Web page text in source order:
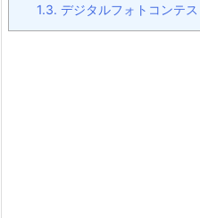
1.3. デジタルフォトコンテ